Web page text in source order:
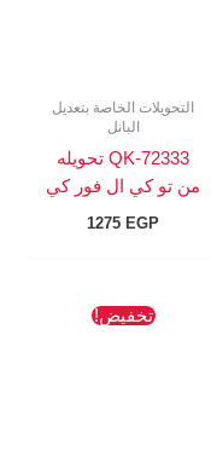
التحويلات الخاصة بتعديل
البانل
QK-72333 تحويله
من تو كي ال فور كي
1275 EGP
تخفيض!
السعر